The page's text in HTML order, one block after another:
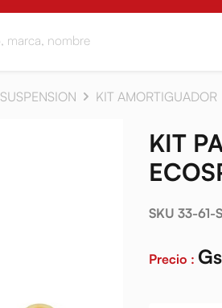
SUSPENSION KIT AMORTIGUADOR
KIT
SKU 33-61-
Precio :